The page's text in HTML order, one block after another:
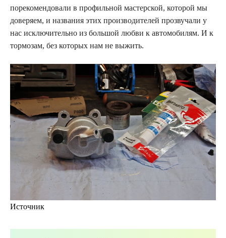
порекомендовали в профильной мастерской, которой мы
доверяем, и названия этих производителей прозвучали у
нас исключительно из большой любви к автомобилям. И к
тормозам, без которых нам не выжить.
Источник